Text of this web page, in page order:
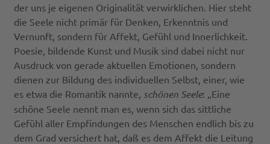
der uns je eigenen Originalität verwirklichen. Hier steht
die Seele nicht primär für Denken, Erkenntnis und
Vernunft, sondern für Affekt, Gefühl und Innerlichkeit.
Poesie, bildende Kunst und Musik sind dabei nicht nur
Ausdruck von gerade aktuellen Emotionen, sondern
dienen zur Bildung des individuellen Selbst, einer, wie
es etwa die Romantik nannte, schönen Seele: „Eine
schöne Seele nennt man es, wenn sich das sittliche
Gefühl aller Empfindungen des Menschen endlich bis zu
dem Grad versichert hat, daß es dem Affekt die Leitung